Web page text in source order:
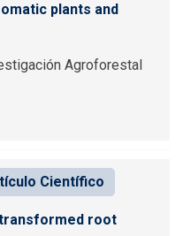
plants and
Agroforestal
Científico
root